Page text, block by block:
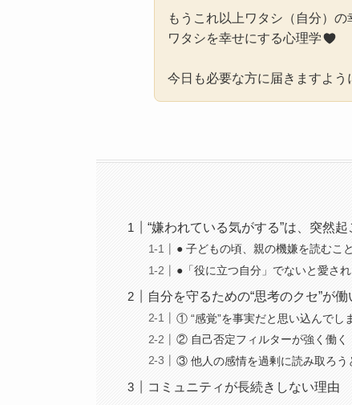
もうこれ以上ワタシ（自分）の
ワタシを幸せにする心理学
今日も必要な方に届きますよう
“嫌われている気がする”は、突然
● 子どもの頃、親の機嫌を読むこ
●「役に立つ自分」でないと愛さ
自分を守るための“思考のクセ”が働
① “感覚”を事実だと思い込んでし
② 自己否定フィルターが強く働く
③ 他人の感情を過剰に読み取ろう
コミュニティが長続きしない理由